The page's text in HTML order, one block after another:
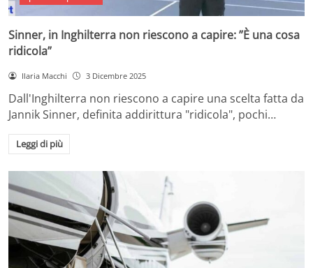
Sinner, in Inghilterra non riescono a capire: ”È una cosa
ridicola”
Ilaria Macchi 3 Dicembre 2025
Dall'Inghilterra non riescono a capire una scelta fatta da
Jannik Sinner, definita addirittura "ridicola", pochi…
Leggi di più